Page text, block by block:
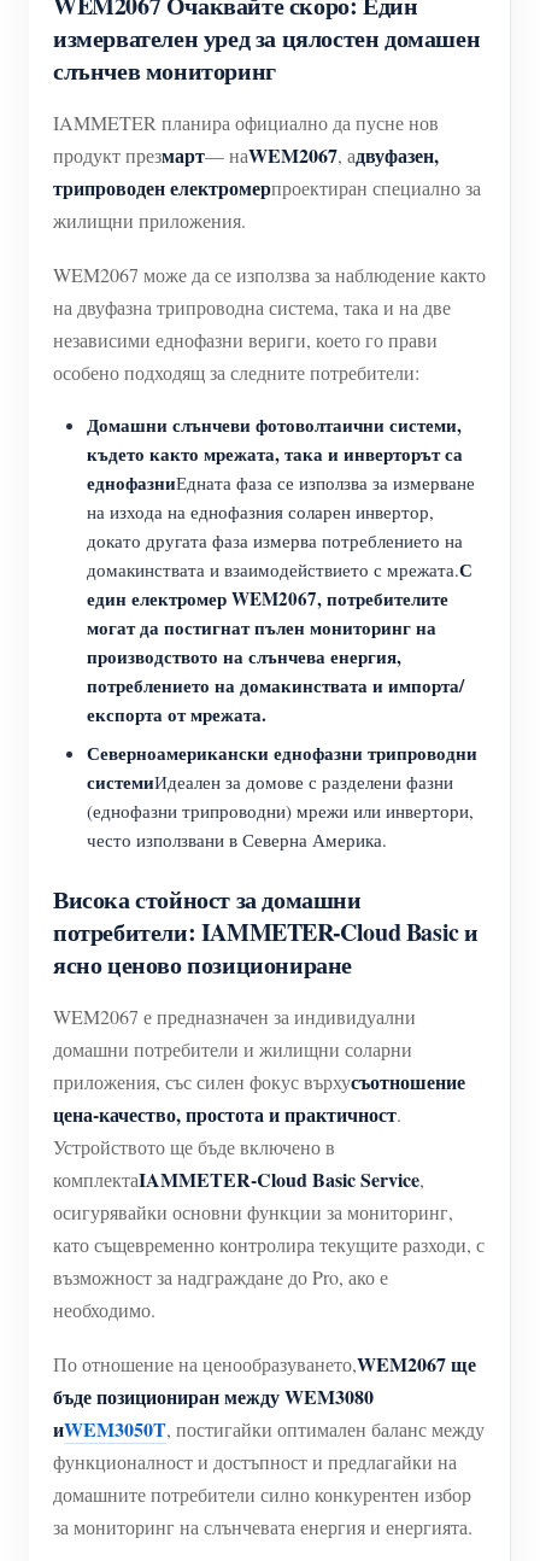
измервателен уред за цялостен домашен
слънчев мониторинг
IAMMETER планира официално да пусне нов
продукт презмарт— наWEM2067, адвуфазен,
трипроводен електромерпроектиран специално за
жилищни приложения.
WEM2067 може да се използва за наблюдение както
на двуфазна трипроводна система, така и на две
независими еднофазни вериги, което го прави
особено подходящ за следните потребители:
Домашни слънчеви фотоволтаични системи,
където както мрежата, така и инверторът са
еднофазниЕдната фаза се използва за измерване
на изхода на еднофазния соларен инвертор,
докато другата фаза измерва потреблението на
домакинствата и взаимодействието с мрежата.С
един електромер WEM2067, потребителите
могат да постигнат пълен мониторинг на
производството на слънчева енергия,
потреблението на домакинствата и импорта/
експорта от мрежата.
Северноамерикански еднофазни трипроводни
системиИдеален за домове с разделени фазни
(еднофазни трипроводни) мрежи или инвертори,
често използвани в Северна Америка.
Висока стойност за домашни
потребители: IAMMETER-Cloud Basic и
ясно ценово позициониране
WEM2067 е предназначен за индивидуални
домашни потребители и жилищни соларни
приложения, със силен фокус върхусъотношение
цена-качество, простота и практичност.
Устройството ще бъде включено в
комплектаIAMMETER-Cloud Basic Service,
осигурявайки основни функции за мониторинг,
като същевременно контролира текущите разходи, с
възможност за надграждане до Pro, ако е
необходимо.
По отношение на ценообразуването,WEM2067 ще
бъде позициониран между WEM3080
иWEM3050T, постигайки оптимален баланс между
функционалност и достъпност и предлагайки на
домашните потребители силно конкурентен избор
за мониторинг на слънчевата енергия и енергията.